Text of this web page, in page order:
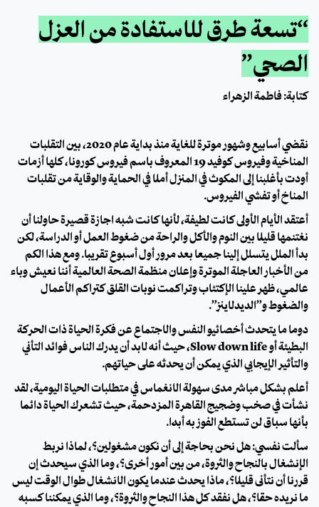
“تسعة طرق للاستفادة من العزل
الصحي”
كتابة: فاطمة الزهراء
نقضي أسابيع وشهور موترة للغاية منذ بداية عام 2020، بين التقلبات
المناخية وفيروس كوفيد 19 المعروف باسم فيروس كورونا، كلها أزمات
أودت بأغلبنا إلى المكوث في المنزل أملًا في الحماية والوقاية من تقلبات
المناخ أو تفشي الفيروس.
أعتقد الأيام الأولى كانت لطيفة، لأنها كانت شبه اجازة قصيرة حاولنا أن
نغتنمها قليلًا بين النوم والأكل والراحة من ضغوط العمل أو الدراسة، لكن
بدأ الملل يتسلل إلينا جميعًا بعد مرور أول أسبوع تقريبًا. ومع هذا الكم
من الأخبار العاجلة الموترة وإعلان منظمة الصحة العالمية أننا نعيش وباء
عالمي، ظهر علينا الإكتئاب وتراكمت نوبات القلق كتراكم الأعمال
والضغوط و”الديدلاينز”.
دومًا ما يتحدث أخصائيو النفس والاجتماع عن فكرة الحياة ذات الحركة
البطيئة أو Slow down life، حيث أنه لابد أن يدرك الناس فوائد التأني
والتأثير الإيجابي الذي يمكن أن يحدثه على حياتهم.
أعلم بشكل مباشر مدى سهولة الانغماس في متطلبات الحياة اليومية، لقد
نشأت في صخب وضجيج القاهرة المزدحمة، حيث تشعرك الحياة دائمًا
بأنها سباق لن تستطع الفوز به أبدًا.
سألت نفسي: هل نحن بحاجة إلى أن نكون مشغولين؟، لماذا نربط
الإنشغال بالنجاح والثروة، من بين أمور أخرى؟، وما الذي سيحدث إن
قررنا أن نتأنى قليلًا؟، ماذا يحدث عندما يكون الانشغال طوال الوقت ليس
ما نريده حقًا؟، هل نفقد كل هذا النجاح والثروة؟، وما الذي يمكننا كسبه